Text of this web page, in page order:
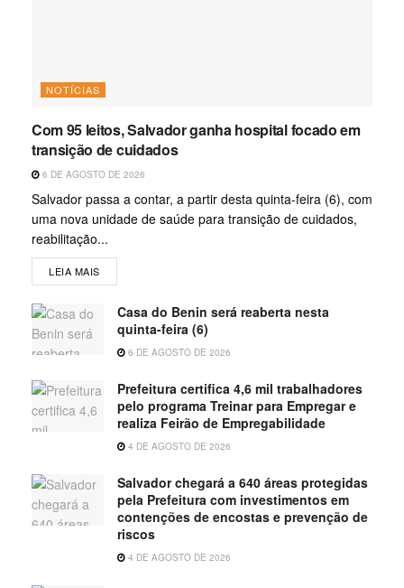
NOTÍCIAS
Com 95 leitos, Salvador ganha hospital focado em
transição de cuidados
6 DE AGOSTO DE 2026
Salvador passa a contar, a partir desta quinta-feira (6), com
uma nova unidade de saúde para transição de cuidados,
reabilitação...
LEIA MAIS
Casa do Benin será reaberta nesta
quinta-feira (6)
6 DE AGOSTO DE 2026
Prefeitura certifica 4,6 mil trabalhadores
pelo programa Treinar para Empregar e
realiza Feirão de Empregabilidade
4 DE AGOSTO DE 2026
Salvador chegará a 640 áreas protegidas
pela Prefeitura com investimentos em
contenções de encostas e prevenção de
riscos
4 DE AGOSTO DE 2026